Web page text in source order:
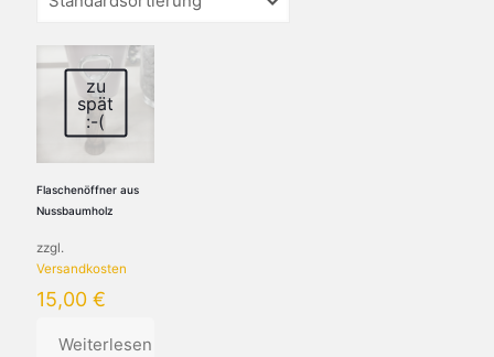
zu
spät
:-(
Flaschenöffner aus
Nussbaumholz
zzgl.
Versandkosten
15,00 €
Weiterlesen